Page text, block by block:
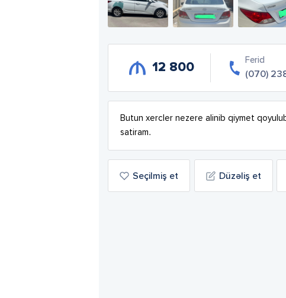
12 800
Ferid
(070)
Butun xercler nezere alinib qiymet
satiram.
Seçilmiş et Düzəliş et